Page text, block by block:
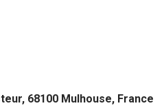
68100 Mulhouse, France